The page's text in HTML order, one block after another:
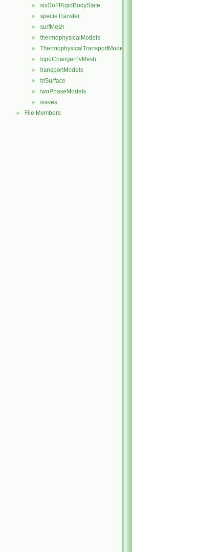
► sixDoFRigidBodyState
► specieTransfer
► surfMesh
► thermophysicalModels
► ThermophysicalTransportModels
► topoChangerFvMesh
► transportModels
► triSurface
► twoPhaseModels
► waves
► File Members